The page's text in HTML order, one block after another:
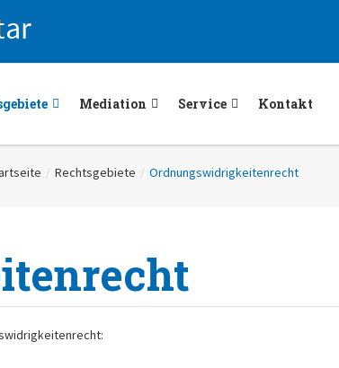
Mediation Service Kontakt
/ Rechtsgebiete / Ordnungswidrigkeitenrecht